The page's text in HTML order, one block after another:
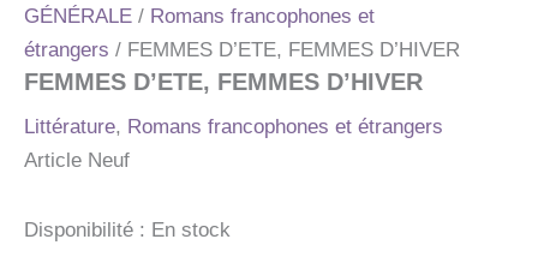
GÉNÉRALE / Romans francophones et
étrangers / FEMMES D’ETE, FEMMES D’HIVER
FEMMES D’ETE, FEMMES D’HIVER
Littérature, Romans francophones et étrangers
Article Neuf
Disponibilité : En stock